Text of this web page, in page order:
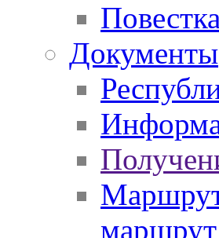
Документы
маршрут